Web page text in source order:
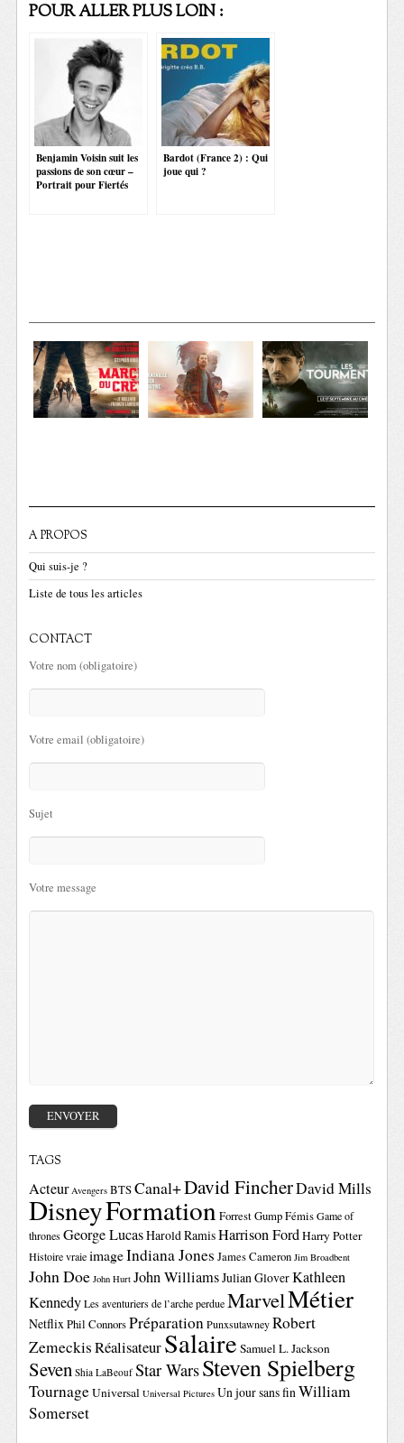
POUR ALLER PLUS LOIN :
Benjamin Voisin suit les
passions de son cœur –
Portrait pour Fiertés
Bardot (France 2) : Qui
joue qui ?
A PROPOS
Qui suis-je ?
Liste de tous les articles
CONTACT
Votre nom (obligatoire)
Votre email (obligatoire)
Sujet
Votre message
TAGS
Acteur Avengers BTSCanal+David FincherDavid Mills
DisneyFormationForrest GumpFémis Game of
thrones George LucasHarold RamisHarrison FordHarry Potter
Histoire vraie imageIndiana Jones James Cameron Jim Broadbent
John Doe John Hurt John WilliamsJulian GloverKathleen
Kennedy Les aventuriers de l’arche perdue MarvelMétier
NetflixPhil ConnorsPréparation Punxsutawney Robert
ZemeckisRéalisateurSalaire Samuel L. Jackson
Seven Shia LaBeouf Star WarsSteven Spielberg
TournageUniversal Universal Pictures Un jour sans finWilliam
Somerset